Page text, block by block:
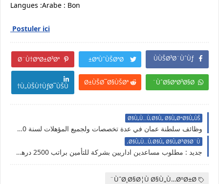
Langues :Arabe : Bon
Postuler ici
ÙÙŠØ³Ø¨ÙˆÙƒ
ØªÙˆÙŠØªØ±
Ø¨Ù†ØªØ±Ø³Øª
ÙˆØ§ØªØ³Ø§Ø¨
Ø±ÙŠØ¯Ø§ÙŠØª
Ù„ÙŠÙ†ÙƒØ¯ÙŠÙ†
Ø§Ù„Ù…Ù‚Ø§Ù„ Ø§Ù„ØªØ§Ù„ÙŠ
وظائف سلطنة عمان في عدة تخصصات ولجميع المؤهلات لسنة 2020-2021
Ø§Ù„Ù…Ù‚Ø§Ù„ Ø§Ù„Ø³Ø§Ø¨Ù‚
جديد : مطلوب مساعدين اداريين بشركة للتأمين براتب 2500 درهم سارع بالتسجيل
ÙˆØ¸Ø§Ø¦Ù Ø§Ù„Ù…ØºØ±Ø¨